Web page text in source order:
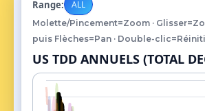
Range: ALL
Molette/Pincement=Zoom ·
puis Flèches=Pan · Double-
US TDD ANNUELS (TOTAL